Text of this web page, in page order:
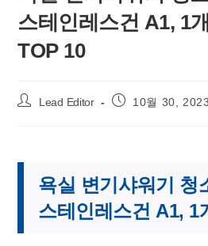
스테인레스건 A1, 1
TOP 10
Post
Lead Editor
Post 10월 30, 2023
욕실 변기샤워기 청
스테인레스건 A1, 1